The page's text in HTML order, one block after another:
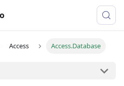
Access Access.Database